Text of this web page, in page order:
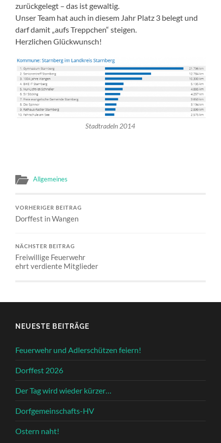
zurückgelegt – das ist gewaltig.
Unser Team hat auch in diesem Jahr Platz 3 belegt und
darf damit „aufs Treppchen“ steigen.
Herzlichen Glückwunsch!
Stadtradeln 2014
Allgemeines
VORHERIGER BEITRAG
Dorffest in Wangen
NÄCHSTER BEITRAG
Freiwillige Feuerwehr
ehrt verdiente Mitglieder
NEUESTE BEITRÄGE
Feuerwehr und Adlerschützen feiern!
Dorffest 2026
Der Tag wird wieder kürzer…
Dorfgemeinschafts-HV
Ostern naht!